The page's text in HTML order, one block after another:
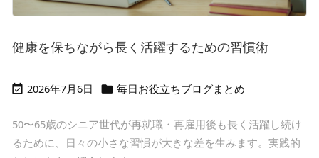
健康を保ちながら長く活躍するための習慣術
 2026年7月6日  毎日お役立ちブログまとめ
50〜65歳のシニア世代が再就職・再雇用後も長く活躍し続け
るために、日々の小さな習慣が大きな差を生みます。実践的